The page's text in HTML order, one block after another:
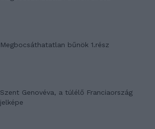
Megbocsáthatatlan bűnök 1.rész
Szent Genovéva, a túlélő Franciaország
jelképe